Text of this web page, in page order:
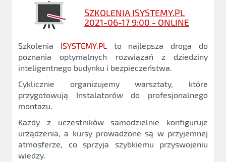
SZKOLENIA ISYSTEMY.PL
2021-06-17 9:00 - ONLINE
Szkolenia ISYSTEMY.PLto najlepsza droga do
poznania optymalnych rozwiązań z dziedziny
inteligentnego budynku i bezpieczeństwa.
Cyklicznie organizujemy warsztaty, które
przygotowują Instalatorów do profesjonalnego
montażu.
Każdy z uczestników samodzielnie konfiguruje
urządzenia, a kursy prowadzone są w przyjemnej
atmosferze, co sprzyja szybkiemu przyswojeniu
wiedzy.